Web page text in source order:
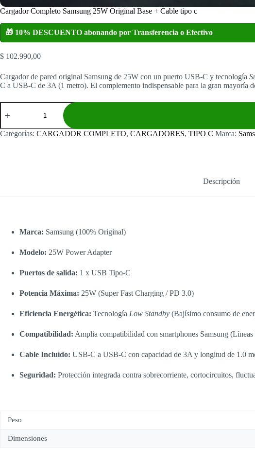
Cargador Completo Samsung 25W Original Base + Cable tipo c
🎁 10% DESCUENTO abonando por Transferencia o Efectivo
$ 102.990,00
Cargador de pared original Samsung de 25W con un puerto USB-C y tecnología
C a USB-C de 3A (1 metro). El complemento indispensable para la gran mayoría
Cargador
Completo
25W
Original
Categorías: CARGADOR COMPLETO, CARGADORES, TIPO C Marca:
Descripción
Marca: Samsung (100% Original)
Modelo: 25W Power Adapter
Puertos de salida: 1 x USB Tipo-C
Potencia Máxima: 25W (Super Fast Charging / PD 3.0)
Eficiencia Energética: Tecnología Low Standby (Bajísimo consumo de
Compatibilidad: Amplia compatibilidad con smartphones Samsung
Cable Incluido: USB-C a USB-C con capacidad de 3A y longitud de 1.0
Seguridad: Protección integrada contra sobrecorriente, cortocircuitos,
Peso
Dimensiones